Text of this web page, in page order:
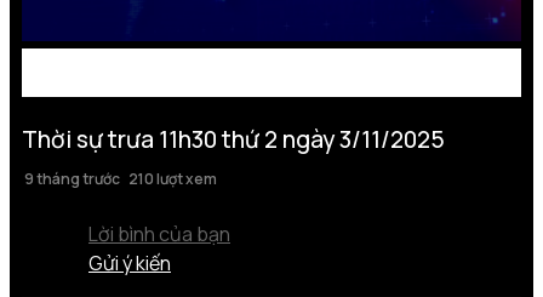
Thời sự trưa 11h30 thứ 2 ngày 3/11/2025
9 tháng trước 210 lượt xem
Lời bình của bạn
Gửi ý kiến